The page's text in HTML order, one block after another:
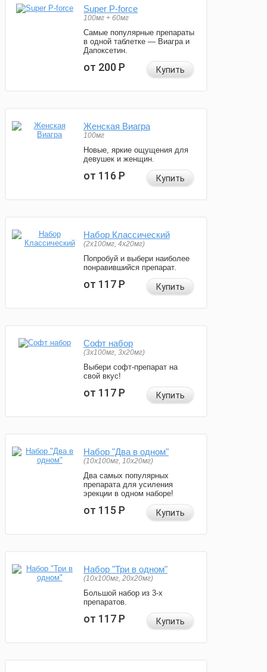
Super P-force
100мг + 60мг
Самые популярные препараты
в одной таблетке — Виагра и
Дапоксетин.
от 200Р Купить
Женская Виагра
100мг
Новые, яркие ощущения для
девушек и женщин.
от 116Р Купить
Набор Классический
(2x100мг, 4x20мг)
Попробуй и выбери наиболее
понравившийся препарат.
от 117Р Купить
Софт набор
(3x100мг, 3x20мг)
Выбери софт-препарат на
свой вкус!
от 117Р Купить
Набор "Два в одном"
(10x100мг, 10x20мг)
Два самых популярных
препарата для усиления
эрекции в одном наборе!
от 115Р Купить
Набор "Три в одном"
(10x100мг, 20x20мг)
Большой набор из 3-х
препаратов.
от 117Р Купить